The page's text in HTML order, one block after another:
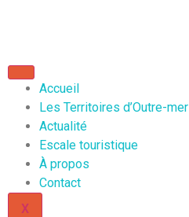
Accueil
Les Territoires d’Outre-mer
Actualité
Escale touristique
À propos
Contact
X